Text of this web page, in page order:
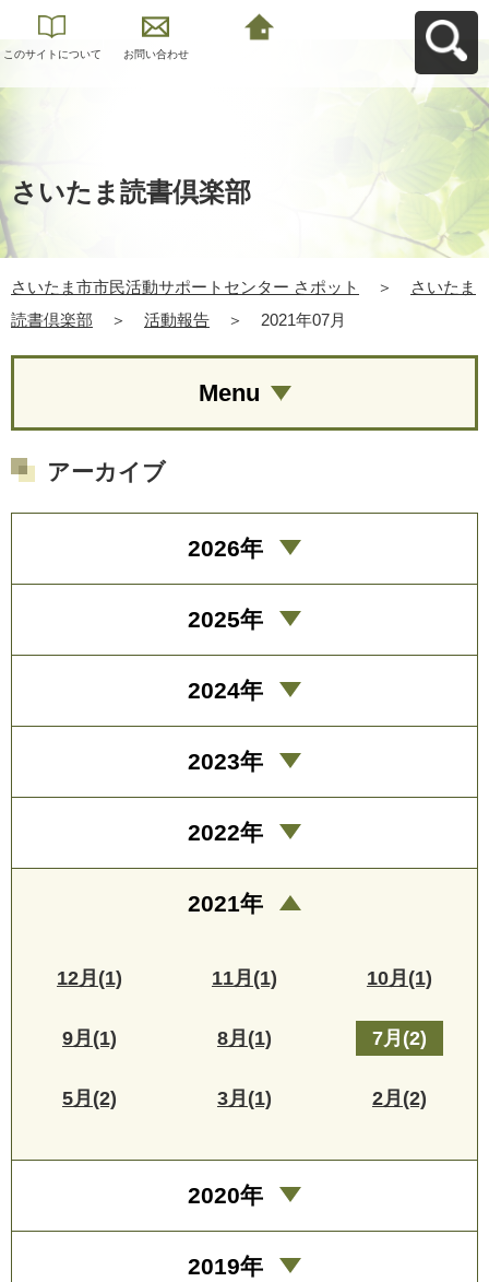
このサイトについて お問い合わせ
さいたま読書倶楽部
さいたま市市民活動サポートセンター さポット ＞
さいたま
読書倶楽部
＞ 活動報告 ＞ 2021年07月
Menu
アーカイブ
2026年
2025年
2024年
2023年
2022年
2021年
12月(1) 11月(1) 10月(1)
9月(1) 8月(1) 7月(2)
5月(2) 3月(1) 2月(2)
2020年
2019年